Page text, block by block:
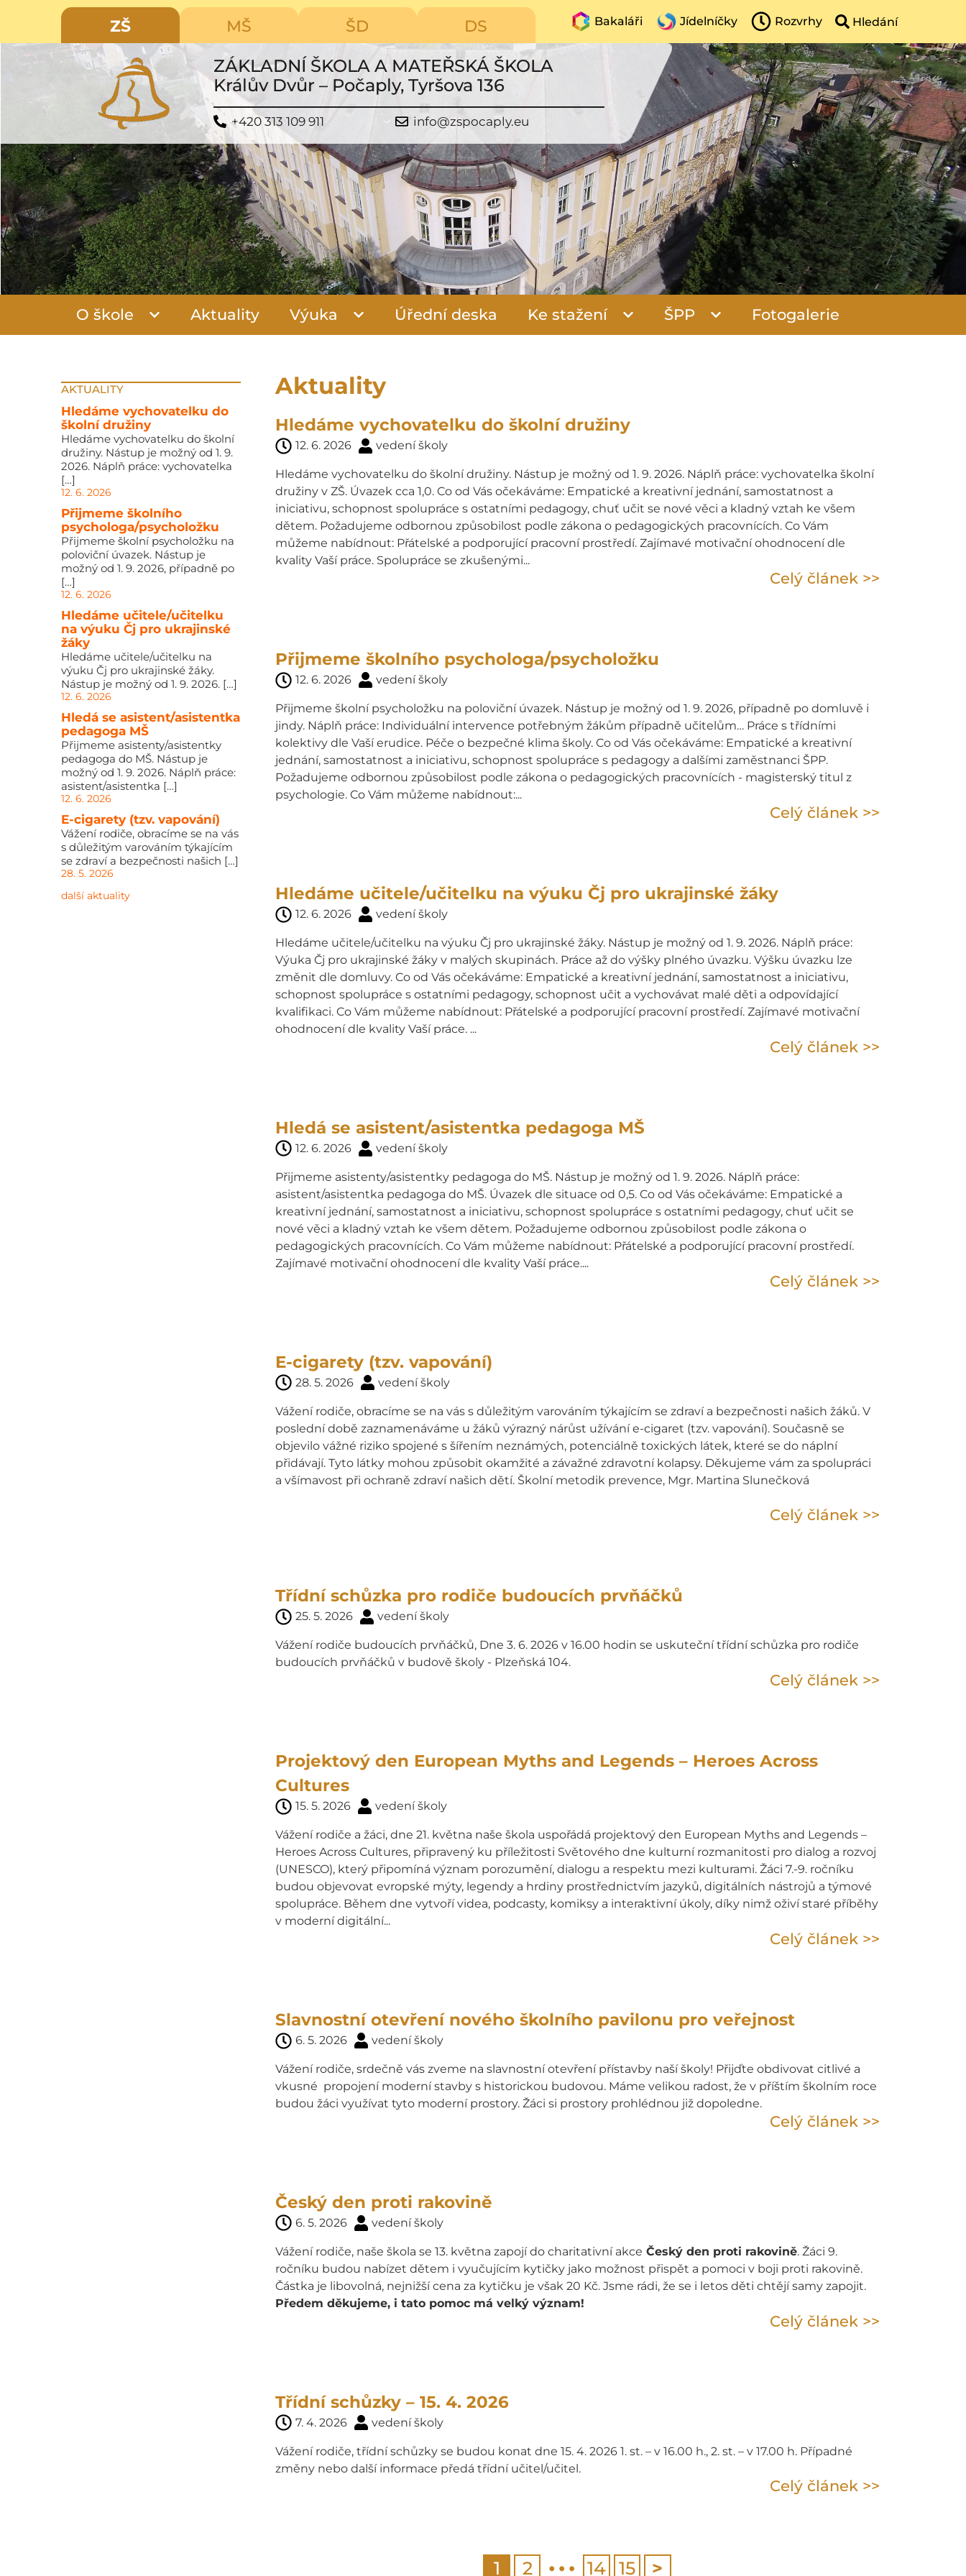
ZŠ MŠ ŠD DS Bakaláři Jídelníčky Rozvrhy
ZÁKLADNÍ ŠKOLA A MATEŘSKÁ ŠKOLA
Králův Dvůr – Počaply, Tyršova 136
+420 313 109 911 info@zspocaply.eu
O škole Aktuality Výuka Úřední deska Ke stažení ŠPP Fotogalerie
AKTUALITY
Hledáme vychovatelku do
školní družiny
Hledáme vychovatelku do školní
družiny. Nástup je možný od 1. 9.
2026. Náplň práce: vychovatelka
[…]
12. 6. 2026
Přijmeme školního
psychologa/psycholožku
Přijmeme školní psycholožku na
poloviční úvazek. Nástup je
možný od 1. 9. 2026, případně po
[…]
12. 6. 2026
Hledáme učitele/učitelku
na výuku Čj pro ukrajinské
žáky
Hledáme učitele/učitelku na
výuku Čj pro ukrajinské žáky.
Nástup je možný od 1. 9. 2026. […]
12. 6. 2026
Hledá se asistent/asistentka
pedagoga MŠ
Přijmeme asistenty/asistentky
pedagoga do MŠ. Nástup je
možný od 1. 9. 2026. Náplň práce:
asistent/asistentka […]
12. 6. 2026
E-cigarety (tzv. vapování)
Vážení rodiče, obracíme se na vás
s důležitým varováním týkajícím
se zdraví a bezpečnosti našich […]
28. 5. 2026
další aktuality
Aktuality
Hledáme vychovatelku do školní družiny
12. 6. 2026 vedení školy
Hledáme vychovatelku do školní družiny. Nástup je možný od 1. 9. 2026. Náplň práce: vychovatelka školní
družiny v ZŠ. Úvazek cca 1,0. Co od Vás očekáváme: Empatické a kreativní jednání, samostatnost a
iniciativu, schopnost spolupráce s ostatními pedagogy, chuť učit se nové věci a kladný vztah ke všem
dětem. Požadujeme odbornou způsobilost podle zákona o pedagogických pracovnících. Co Vám
můžeme nabídnout: Přátelské a podporující pracovní prostředí. Zajímavé motivační ohodnocení dle
kvality Vaší práce. Spolupráce se zkušenými...
Celý článek >>
Přijmeme školního psychologa/psycholožku
12. 6. 2026 vedení školy
Přijmeme školní psycholožku na poloviční úvazek. Nástup je možný od 1. 9. 2026, případně po domluvě i
jindy. Náplň práce: Individuální intervence potřebným žákům případně učitelům… Práce s třídními
kolektivy dle Vaší erudice. Péče o bezpečné klima školy. Co od Vás očekáváme: Empatické a kreativní
jednání, samostatnost a iniciativu, schopnost spolupráce s pedagogy a dalšími zaměstnanci ŠPP.
Požadujeme odbornou způsobilost podle zákona o pedagogických pracovnících - magisterský titul z
psychologie. Co Vám můžeme nabídnout:...
Celý článek >>
Hledáme učitele/učitelku na výuku Čj pro ukrajinské žáky
12. 6. 2026 vedení školy
Hledáme učitele/učitelku na výuku Čj pro ukrajinské žáky. Nástup je možný od 1. 9. 2026. Náplň práce:
Výuka Čj pro ukrajinské žáky v malých skupinách. Práce až do výšky plného úvazku. Výšku úvazku lze
změnit dle domluvy. Co od Vás očekáváme: Empatické a kreativní jednání, samostatnost a iniciativu,
schopnost spolupráce s ostatními pedagogy, schopnost učit a vychovávat malé děti a odpovídající
kvalifikaci. Co Vám můžeme nabídnout: Přátelské a podporující pracovní prostředí. Zajímavé motivační
ohodnocení dle kvality Vaší práce. ...
Celý článek >>
Hledá se asistent/asistentka pedagoga MŠ
12. 6. 2026 vedení školy
Přijmeme asistenty/asistentky pedagoga do MŠ. Nástup je možný od 1. 9. 2026. Náplň práce:
asistent/asistentka pedagoga do MŠ. Úvazek dle situace od 0,5. Co od Vás očekáváme: Empatické a
kreativní jednání, samostatnost a iniciativu, schopnost spolupráce s ostatními pedagogy, chuť učit se
nové věci a kladný vztah ke všem dětem. Požadujeme odbornou způsobilost podle zákona o
pedagogických pracovnících. Co Vám můžeme nabídnout: Přátelské a podporující pracovní prostředí.
Zajímavé motivační ohodnocení dle kvality Vaší práce....
Celý článek >>
E-cigarety (tzv. vapování)
28. 5. 2026 vedení školy
Vážení rodiče, obracíme se na vás s důležitým varováním týkajícím se zdraví a bezpečnosti našich žáků. V
poslední době zaznamenáváme u žáků výrazný nárůst užívání e-cigaret (tzv. vapování). Současně se
objevilo vážné riziko spojené s šířením neznámých, potenciálně toxických látek, které se do náplní
přidávají. Tyto látky mohou způsobit okamžité a závažné zdravotní kolapsy. Děkujeme vám za spolupráci
a všímavost při ochraně zdraví našich dětí. Školní metodik prevence, Mgr. Martina Slunečková
Celý článek >>
Třídní schůzka pro rodiče budoucích prvňáčků
25. 5. 2026 vedení školy
Vážení rodiče budoucích prvňáčků, Dne 3. 6. 2026 v 16.00 hodin se uskuteční třídní schůzka pro rodiče
budoucích prvňáčků v budově školy - Plzeňská 104.
Celý článek >>
Projektový den European Myths and Legends – Heroes Across
Cultures
15. 5. 2026 vedení školy
Vážení rodiče a žáci, dne 21. května naše škola uspořádá projektový den European Myths and Legends –
Heroes Across Cultures, připravený ku příležitosti Světového dne kulturní rozmanitosti pro dialog a rozvoj
(UNESCO), který připomíná význam porozumění, dialogu a respektu mezi kulturami. Žáci 7.-9. ročníku
budou objevovat evropské mýty, legendy a hrdiny prostřednictvím jazyků, digitálních nástrojů a týmové
spolupráce. Během dne vytvoří videa, podcasty, komiksy a interaktivní úkoly, díky nimž oživí staré příběhy
v moderní digitální...
Celý článek >>
Slavnostní otevření nového školního pavilonu pro veřejnost
6. 5. 2026 vedení školy
Vážení rodiče, srdečně vás zveme na slavnostní otevření přístavby naší školy! Přijďte obdivovat citlivé a
vkusné propojení moderní stavby s historickou budovou. Máme velikou radost, že v příštím školním roce
budou žáci využívat tyto moderní prostory. Žáci si prostory prohlédnou již dopoledne.
Celý článek >>
Český den proti rakovině
6. 5. 2026 vedení školy
Vážení rodiče, naše škola se 13. května zapojí do charitativní akce Český den proti rakovině. Žáci 9.
ročníku budou nabízet dětem i vyučujícím kytičky jako možnost přispět a pomoci v boji proti rakovině.
Částka je libovolná, nejnižší cena za kytičku je však 20 Kč. Jsme rádi, že se i letos děti chtějí samy zapojit.
Předem děkujeme, i tato pomoc má velký význam!
Celý článek >>
Třídní schůzky – 15. 4. 2026
7. 4. 2026 vedení školy
Vážení rodiče, třídní schůzky se budou konat dne 15. 4. 2026 1. st. – v 16.00 h., 2. st. – v 17.00 h. Případné
změny nebo další informace předá třídní učitel/učitel.
Celý článek >>
1 2 … 14 15 >